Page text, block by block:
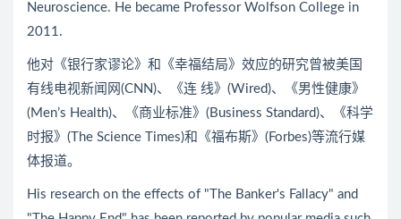
Neuroscience. He became Professor Wolfson College in
2011.
他对《银行家谬论》和《幸福结局》效应的研究曾被美国
有线电视新闻网(CNN)、《连 线》(Wired)、《男性健康》
(Men’s Health)、《商业标准》(Business Standard)、《科学
时报》(The Science Times)和《福布斯》(Forbes)等流行媒
体报道。
His research on the effects of "The Banker's Fallacy" and